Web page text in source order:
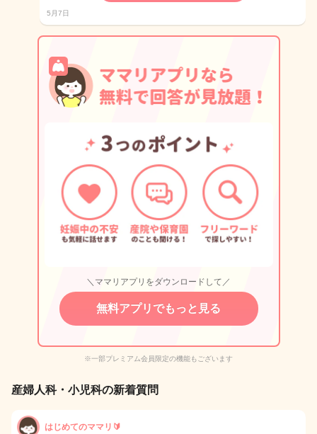
5月7日
＼ママリアプリをダウンロードして／
無料アプリでもっと見る
※一部プレミアム会員限定の機能もございます
産婦人科・小児科の新着質問
はじめてのママリ🔰